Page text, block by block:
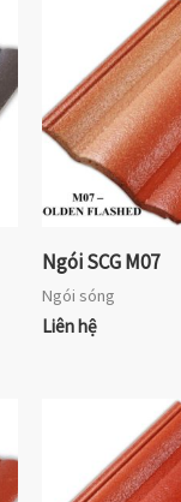
Ngói SCG M07
Ngói sóng
Liên hệ